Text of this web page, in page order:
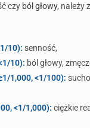
czy ból głowy, należy
10): senność,
10): ból głowy,
1,000, <1/100):
<1/1,000): ciężkie